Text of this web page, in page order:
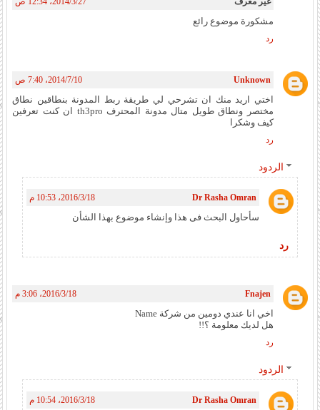
مشكورة موضوع رائع
رد
Unknown 10‏/7‏/2014، 7:40 ص
اختي اريد منك ان تشرحي لي طريقة ربط المدونة بنطاقين نطاق
مختصر ونطاق طويل متال مدونة المحترف th3pro ان كنت تعرفين
كيف وشكرا
رد
الردود
Dr Rasha Omran 18‏/3‏/2016، 10:53 م
سأحاول البحث فى هذا وإنشاء موضوع بهذا الشأن
رد
Fnajen 18‏/3‏/2016، 3:06 م
اخي انا عندي دومين من شركة Name
هل لديك معلومة ؟!!
رد
الردود
Dr Rasha Omran 18‏/3‏/2016، 10:54 م